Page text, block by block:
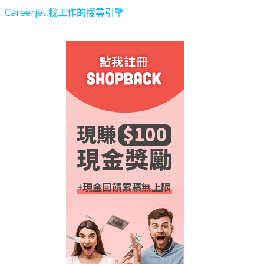
Careerjet,找工作的搜尋引擎